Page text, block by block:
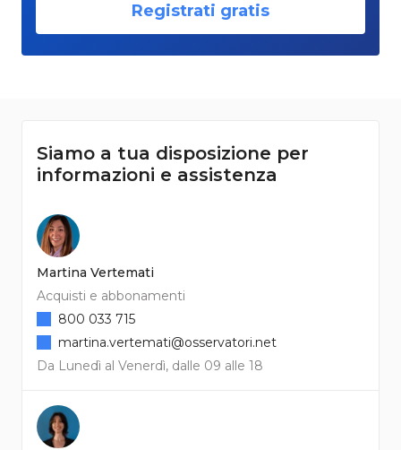
Registrati gratis
Siamo a tua disposizione per
informazioni e assistenza
Martina Vertemati
Acquisti e abbonamenti
Da Lunedì al Venerdì, dalle 09 alle 18
800 033 715
martina.vertemati@osservatori.net